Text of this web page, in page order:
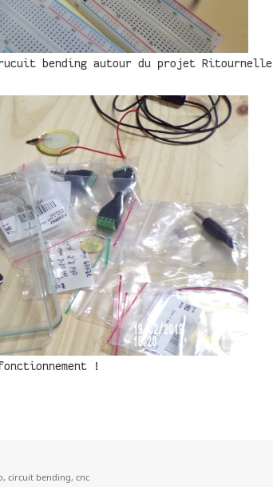
bending autour du projet Ritournelle
!
circuit bending, cnc